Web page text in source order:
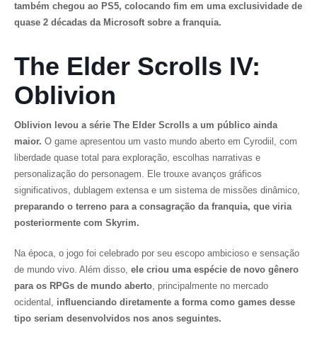
também chegou ao PS5, colocando fim em uma exclusividade de
quase 2 décadas da Microsoft sobre a franquia.
The Elder Scrolls IV:
Oblivion
Oblivion levou a série The Elder Scrolls a um público ainda
maior. O game apresentou um vasto mundo aberto em Cyrodiil, com
liberdade quase total para exploração, escolhas narrativas e
personalização do personagem. Ele trouxe avanços gráficos
significativos, dublagem extensa e um sistema de missões dinâmico,
preparando o terreno para a consagração da franquia, que viria
posteriormente com Skyrim.
Na época, o jogo foi celebrado por seu escopo ambicioso e sensação
de mundo vivo. Além disso, ele criou uma espécie de novo gênero
para os RPGs de mundo aberto, principalmente no mercado
ocidental, influenciando diretamente a forma como games desse
tipo seriam desenvolvidos nos anos seguintes.